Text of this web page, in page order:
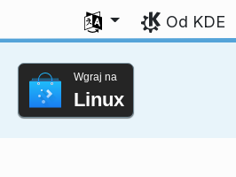
Wybierz swój język
Od KDE
Wgraj na
Linux